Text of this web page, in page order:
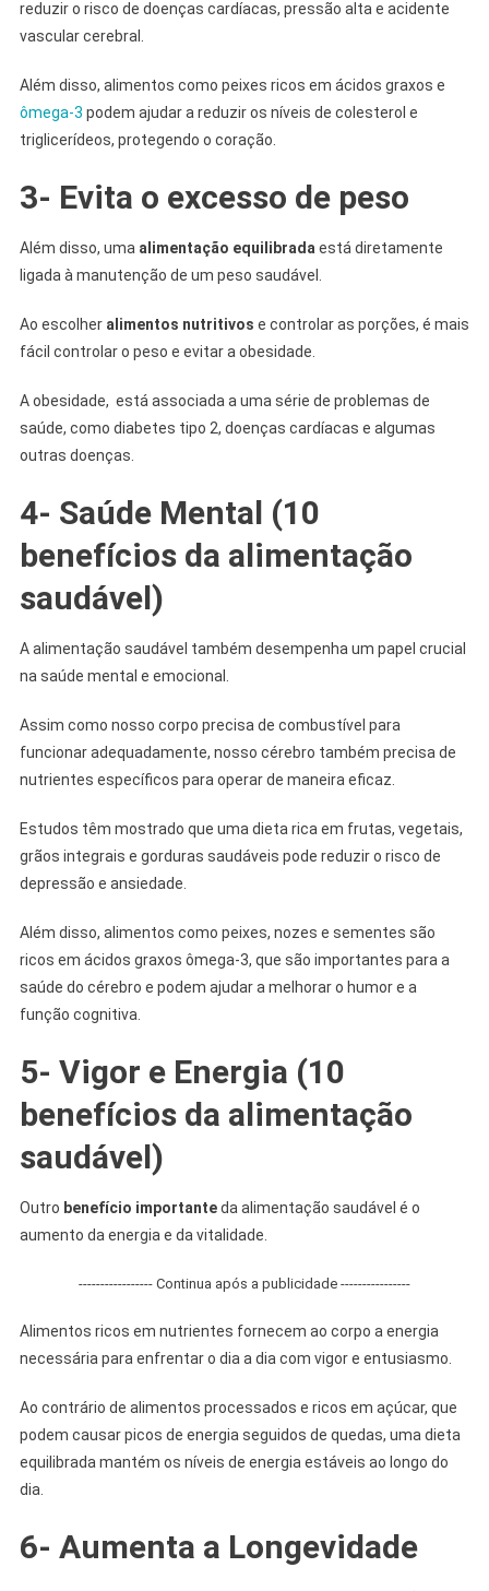
reduzir o risco de doenças cardíacas, pressão alta e acidente
vascular cerebral.
Além disso, alimentos como peixes ricos em ácidos graxos e
ômega-3 podem ajudar a reduzir os níveis de colesterol e
triglicerídeos, protegendo o coração.
3- Evita o excesso de peso
Além disso, uma alimentação equilibrada está diretamente
ligada à manutenção de um peso saudável.
Ao escolher alimentos nutritivos e controlar as porções, é mais
fácil controlar o peso e evitar a obesidade.
A obesidade, está associada a uma série de problemas de
saúde, como diabetes tipo 2, doenças cardíacas e algumas
outras doenças.
4- Saúde Mental (10
benefícios da alimentação
saudável)
A alimentação saudável também desempenha um papel crucial
na saúde mental e emocional.
Assim como nosso corpo precisa de combustível para
funcionar adequadamente, nosso cérebro também precisa de
nutrientes específicos para operar de maneira eficaz.
Estudos têm mostrado que uma dieta rica em frutas, vegetais,
grãos integrais e gorduras saudáveis pode reduzir o risco de
depressão e ansiedade.
Além disso, alimentos como peixes, nozes e sementes são
ricos em ácidos graxos ômega-3, que são importantes para a
saúde do cérebro e podem ajudar a melhorar o humor e a
função cognitiva.
5- Vigor e Energia (10
benefícios da alimentação
saudável)
Outro benefício importanteda alimentação saudável é o
aumento da energia e da vitalidade.
----------------- Continua após a publicidade ----------------
Alimentos ricos em nutrientes fornecem ao corpo a energia
necessária para enfrentar o dia a dia com vigor e entusiasmo.
Ao contrário de alimentos processados ​​e ricos em açúcar, que
podem causar picos de energia seguidos de quedas, uma dieta
equilibrada mantém os níveis de energia estáveis ao longo do
dia.
6- Aumenta a Longevidade